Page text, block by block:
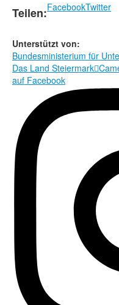
Fotoarchiv Pierre
Teilen:FacebookTwitter
Unterstützt von:
Bundesministerium für
Das Land Steiermark
auf Facebook